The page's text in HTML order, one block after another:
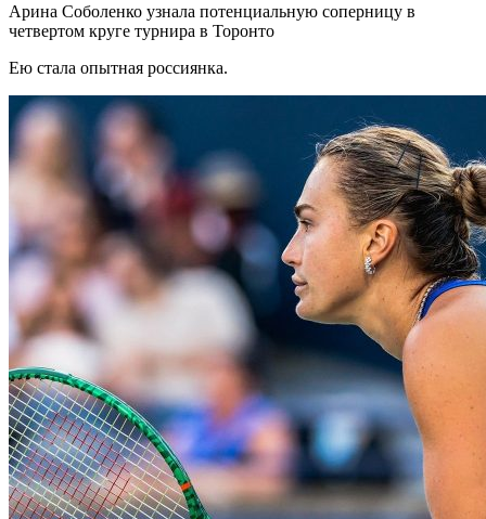
Арина Соболенко узнала потенциальную соперницу в
четвертом круге турнира в Торонто
Ею стала опытная россиянка.